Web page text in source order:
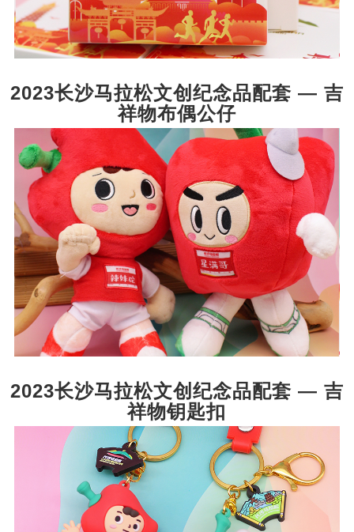
2023长沙马拉松文创纪念品配套 — 吉
祥物布偶公仔
2023长沙马拉松文创纪念品配套 — 吉
祥物钥匙扣